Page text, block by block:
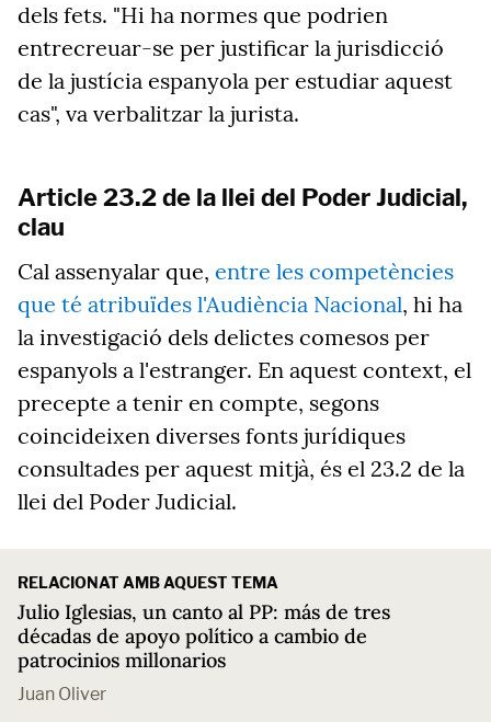
dels fets. "Hi ha normes que podrien
entrecreuar-se per justificar la jurisdicció
de la justícia espanyola per estudiar aquest
cas", va verbalitzar la jurista.
Article 23.2 de la llei del Poder Judicial,
clau
Cal assenyalar que, entre les competències
que té atribuïdes l'Audiència Nacional, hi ha
la investigació dels delictes comesos per
espanyols a l'estranger. En aquest context, el
precepte a tenir en compte, segons
coincideixen diverses fonts jurídiques
consultades per aquest mitjà, és el 23.2 de la
llei del Poder Judicial.
RELACIONAT AMB AQUEST TEMA
Julio Iglesias, un canto al PP: más de tres
décadas de apoyo político a cambio de
patrocinios millonarios
Juan Oliver